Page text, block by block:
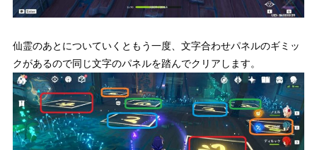
仙霊のあとについていくともう一度、文字合わせパネルのギミッ
クがあるので同じ文字のパネルを踏んでクリアします。